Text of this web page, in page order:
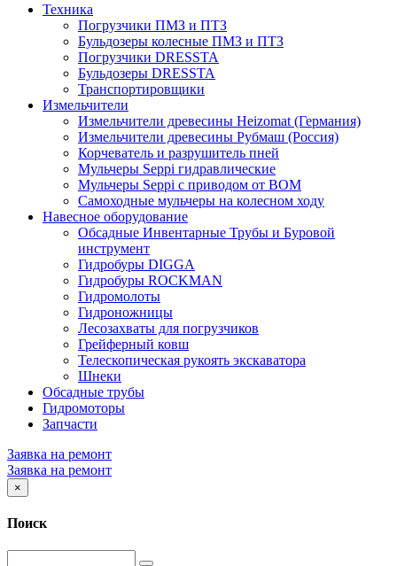
Техника
Погрузчики ПМЗ и ПТЗ
Бульдозеры колесные ПМЗ и ПТЗ
Погрузчики DRESSTA
Бульдозеры DRESSTA
Транспортировщики
Измельчители
Измельчители древесины Heizomat (Германия)
Измельчители древесины Рубмаш (Россия)
Корчеватель и разрушитель пней
Мульчеры Seppi гидравлические
Мульчеры Seppi с приводом от ВОМ
Самоходные мульчеры на колесном ходу
Навесное оборудование
Обсадные Инвентарные Трубы и Буровой
инструмент
Гидробуры DIGGA
Гидробуры ROCKMAN
Гидромолоты
Гидроножницы
Лесозахваты для погрузчиков
Грейферный ковш
Телескопическая рукоять экскаватора
Шнеки
Обсадные трубы
Гидромоторы
Запчасти
Заявка на ремонт
Заявка на ремонт
×
Поиск